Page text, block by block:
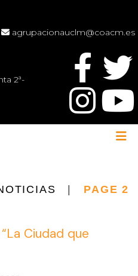
agrupacionauclm@coacm.es
2ª-
PAGE 2
Ciudad que